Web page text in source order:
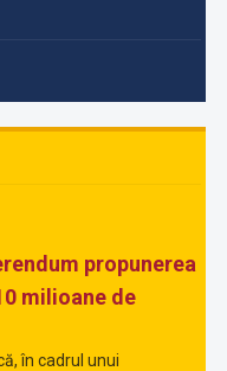
propunerea
milioane de
în cadrul unui